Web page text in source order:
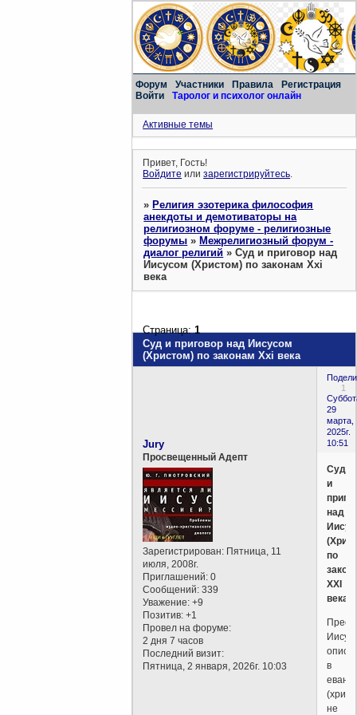
Форум Участники Правила
Регистрация
Войти
Таролог и психолог онлайн
Активные темы
Привет, Гость!
Войдите илизарегистрируйтесь.
»Религия эзотерика философия
анекдоты и демотиваторы на
религиозном форуме - религиозные
форумы »Межрелигиозный форум -
диалог религий »Суд и приговор над
Иисусом (Христом) по законам Xxi
века
Суд и приговор над Иисусом
(Христом) по законам Xxi века
Страница:1
1
29
марта,
2025г.
10:51
Jury
Просвещенный Адепт
Зарегистрирован: Пятница, 11
июля, 2008г.
Приглашений: 0
Сообщений: 339
Уважение: +9
Позитив: +1
Провел на форуме:
2 дня 7 часов
Последний визит:
Пятница, 2 января, 2026г. 10:03
Суд
и
над
по
XXI
века.
в
не